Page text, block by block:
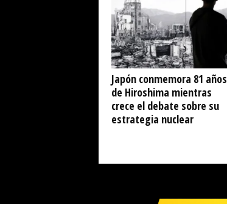
Japón conmemora 81 años
de Hiroshima mientras
crece el debate sobre su
estrategia nuclear